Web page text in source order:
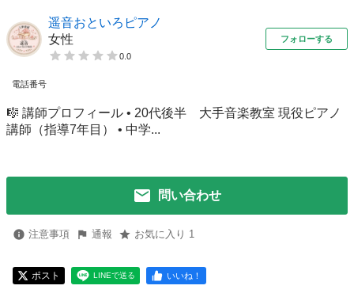
遥音おといろピアノ
女性
0.0
フォローする
電話番号
🎼 講師プロフィール • 20代後半 大手音楽教室 現役ピアノ
講師（指導7年目） • 中学...
問い合わせ
注意事項 通報 お気に入り 1
ポスト LINEで送る いいね！